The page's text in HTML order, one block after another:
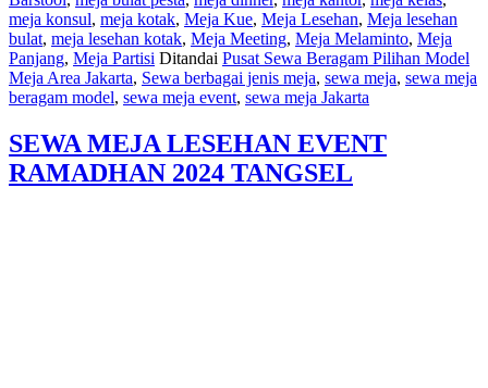
meja konsul, meja kotak, Meja Kue, Meja Lesehan, Meja lesehan
bulat, meja lesehan kotak, Meja Meeting, Meja Melaminto, Meja
Panjang, Meja Partisi Ditandai Pusat Sewa Beragam Pilihan Model
Meja Area Jakarta, Sewa berbagai jenis meja, sewa meja, sewa meja
beragam model, sewa meja event, sewa meja Jakarta
SEWA MEJA LESEHAN EVENT
RAMADHAN 2024 TANGSEL